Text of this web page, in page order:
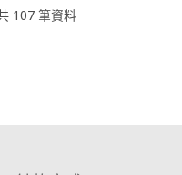
107 筆資料